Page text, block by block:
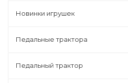
Новинки игрушек
Педальные трактора
Педальный трактор